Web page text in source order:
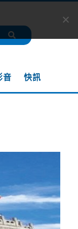
音 快訊